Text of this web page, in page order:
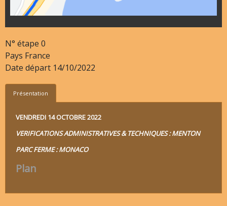
N° étape 0
Pays France
Date départ 14/10/2022
Présentation
VENDREDI 14 OCTOBRE 2022
VERIFICATIONS ADMINISTRATIVES & TECHNIQUES : MENTON
PARC FERME : MONACO
Plan